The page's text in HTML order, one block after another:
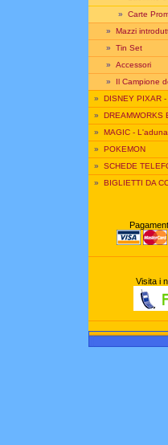
» Carte
» Mazzi
» Tin Set
» Accessori
» Il Campione
» DISNEY PIXAR
» DREAMWORKS
» MAGIC -
» POKEMON
» SCHEDE
» BIGLIETTI DA
Visita i